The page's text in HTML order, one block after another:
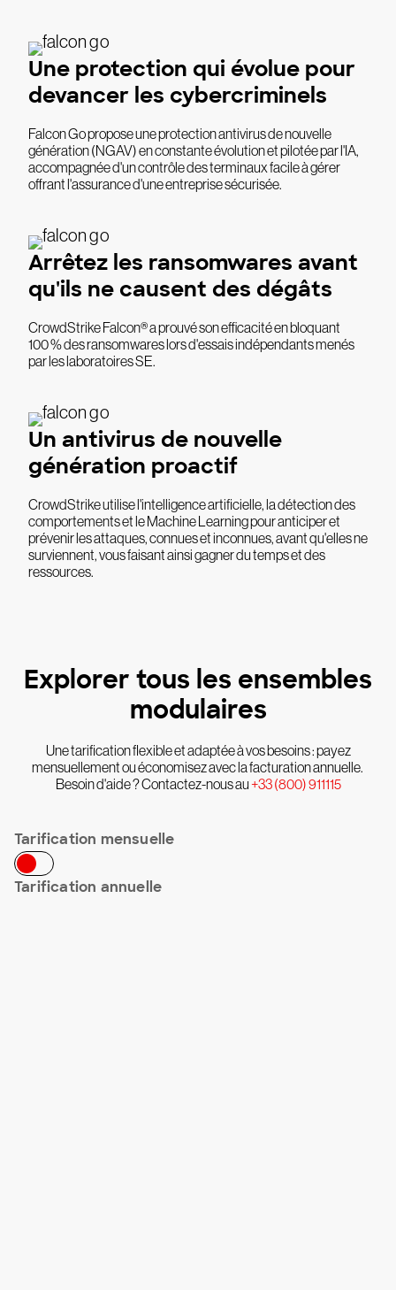
Une protection qui évolue pour
devancer les cybercriminels
Falcon Go propose une protection antivirus de nouvelle
génération (NGAV) en constante évolution et pilotée par l'IA,
accompagnée d'un contrôle des terminaux facile à gérer
offrant l'assurance d'une entreprise sécurisée.
Arrêtez les ransomwares avant
qu'ils ne causent des dégâts
CrowdStrike Falcon® a prouvé son efficacité en bloquant
100 % des ransomwares lors d'essais indépendants menés
par les laboratoires SE.
Un antivirus de nouvelle
génération proactif
CrowdStrike utilise l'intelligence artificielle, la détection des
comportements et le Machine Learning pour anticiper et
prévenir les attaques, connues et inconnues, avant qu'elles ne
surviennent, vous faisant ainsi gagner du temps et des
ressources.
Explorer tous les ensembles
modulaires
Une tarification flexible et adaptée à vos besoins : payez
mensuellement ou économisez avec la facturation annuelle.
Besoin d'aide ? Contactez-nous au+33 (800) 911115
Tarification mensuelle
Tarification annuelle